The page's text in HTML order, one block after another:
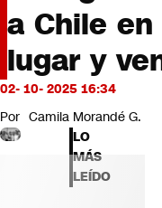
Cultura
Servicios
Bits
CNN Data
CNN tiempo
Futuro 360
Opinión
a Chile en
lugar y
02- 10- 2025 16:34
Por Camila Morandé G.
LO
MÁS
LEÍDO